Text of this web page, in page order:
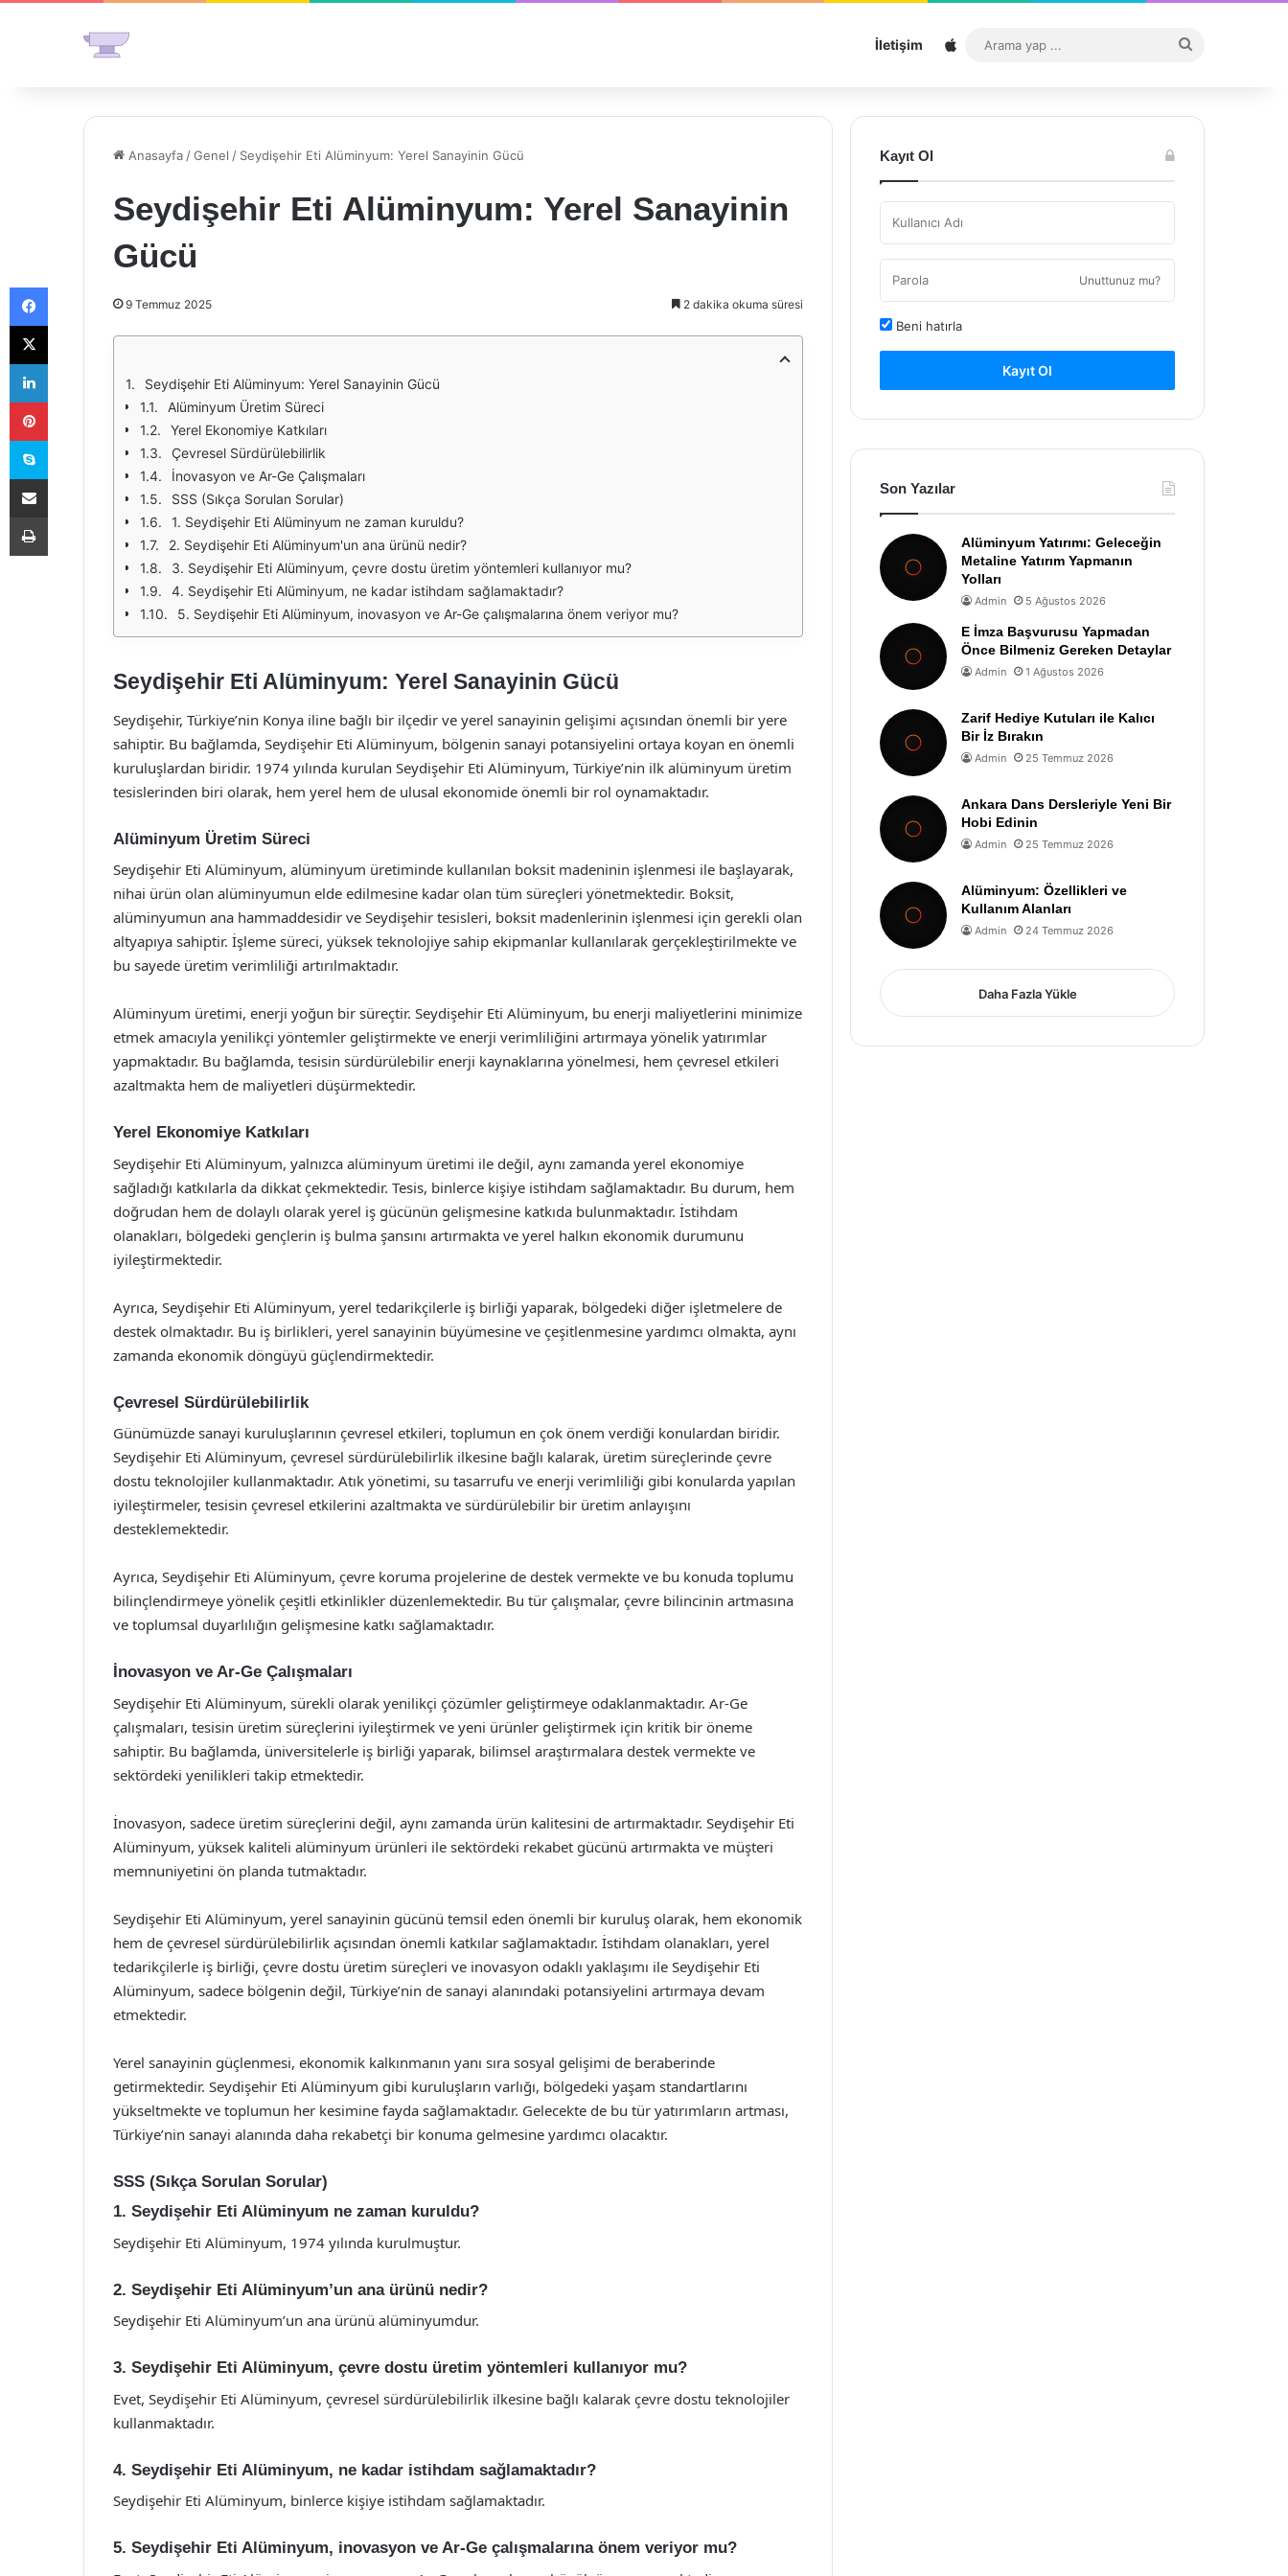
İletişim Sitemap
...
Anasayfa /Genel / Seydişehir Eti Alüminyum: Yerel Sanayinin Gücü
Seydişehir Eti Alüminyum: Yerel Sanayinin
Gücü
9 Temmuz 2025 2 dakika okuma süresi
Seydişehir Eti Alüminyum: Yerel Sanayinin Gücü
Alüminyum Üretim Süreci
Yerel Ekonomiye Katkıları
Çevresel Sürdürülebilirlik
İnovasyon ve Ar-Ge Çalışmaları
SSS (Sıkça Sorulan Sorular)
1. Seydişehir Eti Alüminyum ne zaman kuruldu?
2. Seydişehir Eti Alüminyum'un ana ürünü nedir?
3. Seydişehir Eti Alüminyum, çevre dostu üretim yöntemleri kullanıyor mu?
4. Seydişehir Eti Alüminyum, ne kadar istihdam sağlamaktadır?
5. Seydişehir Eti Alüminyum, inovasyon ve Ar-Ge çalışmalarına önem veriyor mu?
Seydişehir Eti Alüminyum: Yerel Sanayinin Gücü
Seydişehir, Türkiye’nin Konya iline bağlı bir ilçedir ve yerel sanayinin gelişimi açısından önemli bir yere
sahiptir. Bu bağlamda, Seydişehir Eti Alüminyum, bölgenin sanayi potansiyelini ortaya koyan en önemli
kuruluşlardan biridir. 1974 yılında kurulan Seydişehir Eti Alüminyum, Türkiye’nin ilk alüminyum üretim
tesislerinden biri olarak, hem yerel hem de ulusal ekonomide önemli bir rol oynamaktadır.
Alüminyum Üretim Süreci
Seydişehir Eti Alüminyum, alüminyum üretiminde kullanılan boksit madeninin işlenmesi ile başlayarak,
nihai ürün olan alüminyumun elde edilmesine kadar olan tüm süreçleri yönetmektedir. Boksit,
alüminyumun ana hammaddesidir ve Seydişehir tesisleri, boksit madenlerinin işlenmesi için gerekli olan
altyapıya sahiptir. İşleme süreci, yüksek teknolojiye sahip ekipmanlar kullanılarak gerçekleştirilmekte ve
bu sayede üretim verimliliği artırılmaktadır.
Alüminyum üretimi, enerji yoğun bir süreçtir. Seydişehir Eti Alüminyum, bu enerji maliyetlerini minimize
etmek amacıyla yenilikçi yöntemler geliştirmekte ve enerji verimliliğini artırmaya yönelik yatırımlar
yapmaktadır. Bu bağlamda, tesisin sürdürülebilir enerji kaynaklarına yönelmesi, hem çevresel etkileri
azaltmakta hem de maliyetleri düşürmektedir.
Yerel Ekonomiye Katkıları
Seydişehir Eti Alüminyum, yalnızca alüminyum üretimi ile değil, aynı zamanda yerel ekonomiye
sağladığı katkılarla da dikkat çekmektedir. Tesis, binlerce kişiye istihdam sağlamaktadır. Bu durum, hem
doğrudan hem de dolaylı olarak yerel iş gücünün gelişmesine katkıda bulunmaktadır. İstihdam
olanakları, bölgedeki gençlerin iş bulma şansını artırmakta ve yerel halkın ekonomik durumunu
iyileştirmektedir.
Ayrıca, Seydişehir Eti Alüminyum, yerel tedarikçilerle iş birliği yaparak, bölgedeki diğer işletmelere de
destek olmaktadır. Bu iş birlikleri, yerel sanayinin büyümesine ve çeşitlenmesine yardımcı olmakta, aynı
zamanda ekonomik döngüyü güçlendirmektedir.
Çevresel Sürdürülebilirlik
Günümüzde sanayi kuruluşlarının çevresel etkileri, toplumun en çok önem verdiği konulardan biridir.
Seydişehir Eti Alüminyum, çevresel sürdürülebilirlik ilkesine bağlı kalarak, üretim süreçlerinde çevre
dostu teknolojiler kullanmaktadır. Atık yönetimi, su tasarrufu ve enerji verimliliği gibi konularda yapılan
iyileştirmeler, tesisin çevresel etkilerini azaltmakta ve sürdürülebilir bir üretim anlayışını
desteklemektedir.
Ayrıca, Seydişehir Eti Alüminyum, çevre koruma projelerine de destek vermekte ve bu konuda toplumu
bilinçlendirmeye yönelik çeşitli etkinlikler düzenlemektedir. Bu tür çalışmalar, çevre bilincinin artmasına
ve toplumsal duyarlılığın gelişmesine katkı sağlamaktadır.
İnovasyon ve Ar-Ge Çalışmaları
Seydişehir Eti Alüminyum, sürekli olarak yenilikçi çözümler geliştirmeye odaklanmaktadır. Ar-Ge
çalışmaları, tesisin üretim süreçlerini iyileştirmek ve yeni ürünler geliştirmek için kritik bir öneme
sahiptir. Bu bağlamda, üniversitelerle iş birliği yaparak, bilimsel araştırmalara destek vermekte ve
sektördeki yenilikleri takip etmektedir.
İnovasyon, sadece üretim süreçlerini değil, aynı zamanda ürün kalitesini de artırmaktadır. Seydişehir Eti
Alüminyum, yüksek kaliteli alüminyum ürünleri ile sektördeki rekabet gücünü artırmakta ve müşteri
memnuniyetini ön planda tutmaktadır.
Seydişehir Eti Alüminyum, yerel sanayinin gücünü temsil eden önemli bir kuruluş olarak, hem ekonomik
hem de çevresel sürdürülebilirlik açısından önemli katkılar sağlamaktadır. İstihdam olanakları, yerel
tedarikçilerle iş birliği, çevre dostu üretim süreçleri ve inovasyon odaklı yaklaşımı ile Seydişehir Eti
Alüminyum, sadece bölgenin değil, Türkiye’nin de sanayi alanındaki potansiyelini artırmaya devam
etmektedir.
Yerel sanayinin güçlenmesi, ekonomik kalkınmanın yanı sıra sosyal gelişimi de beraberinde
getirmektedir. Seydişehir Eti Alüminyum gibi kuruluşların varlığı, bölgedeki yaşam standartlarını
yükseltmekte ve toplumun her kesimine fayda sağlamaktadır. Gelecekte de bu tür yatırımların artması,
Türkiye’nin sanayi alanında daha rekabetçi bir konuma gelmesine yardımcı olacaktır.
SSS (Sıkça Sorulan Sorular)
1. Seydişehir Eti Alüminyum ne zaman kuruldu?
Seydişehir Eti Alüminyum, 1974 yılında kurulmuştur.
2. Seydişehir Eti Alüminyum’un ana ürünü nedir?
Seydişehir Eti Alüminyum’un ana ürünü alüminyumdur.
3. Seydişehir Eti Alüminyum, çevre dostu üretim yöntemleri kullanıyor mu?
Evet, Seydişehir Eti Alüminyum, çevresel sürdürülebilirlik ilkesine bağlı kalarak çevre dostu teknolojiler
kullanmaktadır.
4. Seydişehir Eti Alüminyum, ne kadar istihdam sağlamaktadır?
Seydişehir Eti Alüminyum, binlerce kişiye istihdam sağlamaktadır.
5. Seydişehir Eti Alüminyum, inovasyon ve Ar-Ge çalışmalarına önem veriyor mu?
Kayıt Ol
Unuttunuz mu?
Beni hatırla
Kayıt Ol
Son Yazılar
Alüminyum Yatırımı: Geleceğin
Metaline Yatırım Yapmanın
Yolları
Admin 5 Ağustos 2026
E İmza Başvurusu Yapmadan
Önce Bilmeniz Gereken Detaylar
Admin 1 Ağustos 2026
Zarif Hediye Kutuları ile Kalıcı
Bir İz Bırakın
Admin 25 Temmuz 2026
Ankara Dans Dersleriyle Yeni Bir
Hobi Edinin
Admin 25 Temmuz 2026
Alüminyum: Özellikleri ve
Kullanım Alanları
Admin 24 Temmuz 2026
Daha Fazla Yükle
Facebook
X
LinkedIn
Pinterest
Skype
E-Posta ile paylaş